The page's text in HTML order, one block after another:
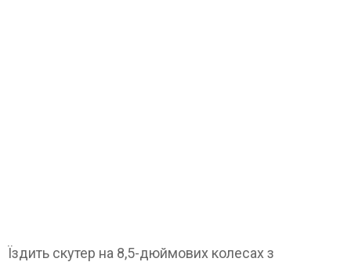
Їздить скутер на 8,5-дюймових колесах з